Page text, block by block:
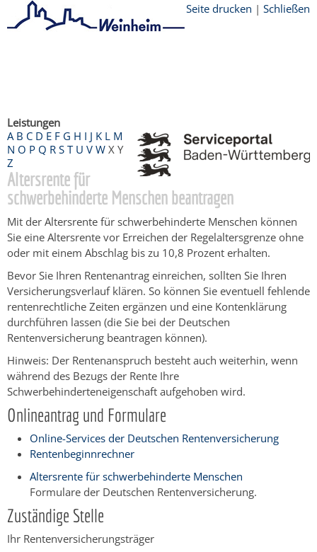
Seite drucken | Schließen
Leistungen
A B C D E F G H I J K L M
N O P Q R S T U V W X Y
Z
Altersrente für
schwerbehinderte Menschen beantragen
Mit der Altersrente für schwerbehinderte Menschen können
Sie eine Altersrente vor Erreichen der Regelaltersgrenze ohne
oder mit einem Abschlag bis zu 10,8 Prozent erhalten.
Bevor Sie Ihren Rentenantrag einreichen, sollten Sie Ihren
Versicherungsverlauf klären. So können Sie eventuell fehlende
rentenrechtliche Zeiten ergänzen und eine Kontenklärung
durchführen lassen (die Sie bei der Deutschen
Rentenversicherung beantragen können).
Hinweis: Der Rentenanspruch besteht auch weiterhin, wenn
während des Bezugs der Rente Ihre
Schwerbehinderteneigenschaft aufgehoben wird.
Onlineantrag und Formulare
Online-Services der Deutschen Rentenversicherung
Rentenbeginnrechner
Altersrente für schwerbehinderte Menschen
Formulare der Deutschen Rentenversicherung.
Zuständige Stelle
Ihr Rentenversicherungsträger